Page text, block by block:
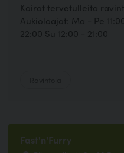
Koirat tervetulleita
Aukioloajat: Ma - Pe
22:00 Su 12:00 - 21:00
Fast'n'Furry